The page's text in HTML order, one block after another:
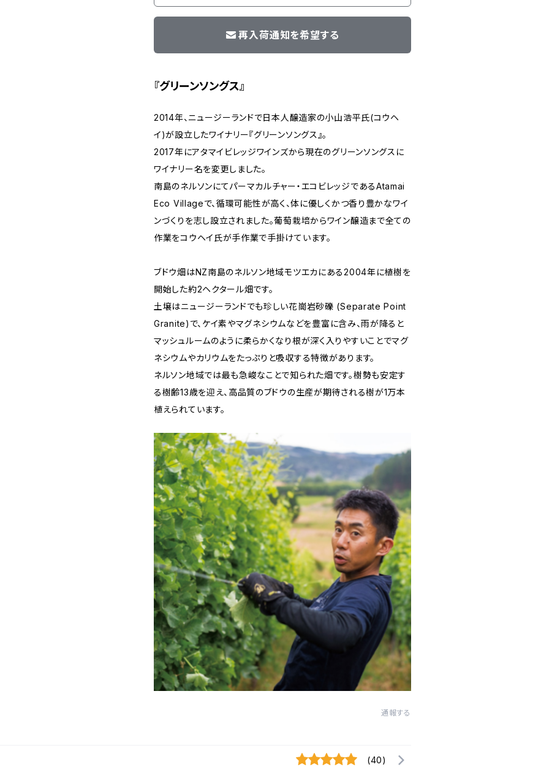
再入荷通知を希望する
『グリーンソングス』
2014年、ニュージーランドで日本人醸造家の小山浩平氏(コウヘ
イ)が設立したワイナリー『グリーンソングス』。
2017年にアタマイビレッジワインズから現在のグリーンソングスに
ワイナリー名を変更しました。
南島のネルソンにてパーマカルチャー・エコビレッジであるAtamai
Eco Villageで、循環可能性が高く、体に優しくかつ香り豊かなワイ
ンづくりを志し設立されました。葡萄栽培からワイン醸造まで全ての
作業をコウヘイ氏が手作業で手掛けています。
ブドウ畑はNZ南島のネルソン地域モツエカにある2004年に植樹を
開始した約2ヘクタール畑です。
土壌はニュージーランドでも珍しい花崗岩砂礫 (Separate Point
Granite)で、ケイ素やマグネシウムなどを豊富に含み、雨が降ると
マッシュルームのように柔らかくなり根が深く入りやすいことでマグ
ネシウムやカリウムをたっぷりと吸収する特徴があります。
ネルソン地域では最も急峻なことで知られた畑です。樹勢も安定す
る樹齢13歳を迎え、高品質のブドウの生産が期待される樹が1万本
植えられています。
通報する
(40)